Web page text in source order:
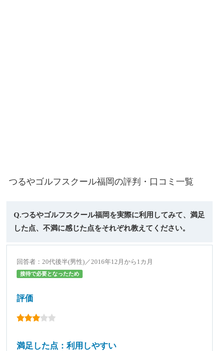
つるやゴルフスクール福岡の評判・口コミ一覧
Q.つるやゴルフスクール福岡を実際に利用してみて、満足
した点、不満に感じた点をそれぞれ教えてください。
回答者：20代後半(男性)／2016年12月から1カ月
接待で必要となったため
評価
満足した点：利用しやすい